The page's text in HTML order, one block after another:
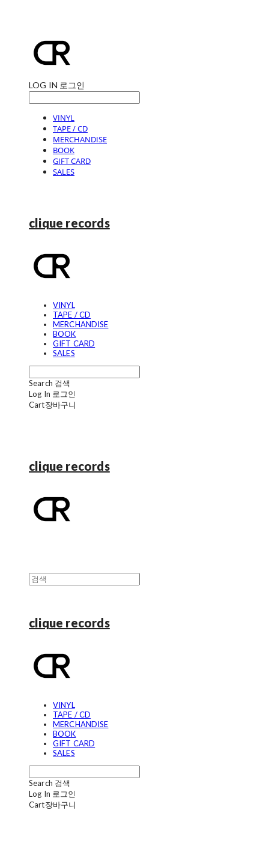
LOG IN 로그인
VINYL
TAPE / CD
MERCHANDISE
BOOK
GIFT CARD
SALES
clique records
VINYL
TAPE / CD
MERCHANDISE
BOOK
GIFT CARD
SALES
Search 검색
Log In 로그인
Cart장바구니
clique records
clique records
VINYL
TAPE / CD
MERCHANDISE
BOOK
GIFT CARD
SALES
Search 검색
Log In 로그인
Cart장바구니